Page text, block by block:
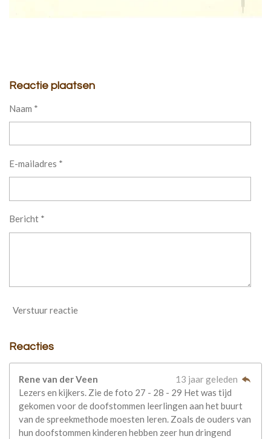
Reactie plaatsen
Naam *
E-mailadres *
Bericht *
Verstuur reactie
Reacties
Rene van der Veen
13 jaar geleden
Lezers en kijkers. Zie de foto 27 - 28 - 29 Het was tijd
gekomen voor de doofstommen leerlingen aan het buurt
van de spreekmethode moesten leren. Zoals de ouders van
hun doofstommen kinderen hebben zeer hun dringend